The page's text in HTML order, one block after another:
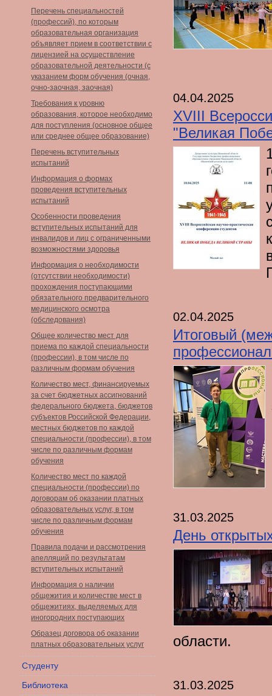
Перечень специальностей
(профессий), по которым
образовательная организация
объявляет прием в соответствии с
лицензией на осуществление
образовательной деятельности (с
указанием форм обучения (очная,
очно-заочная, заочная)
Требования к уровню
образования, которое необходимо
для поступления (основное общее
или среднее общее образование)
Перечень вступительных
испытаний
Информация о формах
проведения вступительных
испытаний
Особенности проведения
вступительных испытаний для
инвалидов и лиц с ограниченными
возможностями здоровья
Информация о необходимости
(отсутствии необходимости)
прохождения поступающими
обязательного предварительного
медицинского осмотра
(обследования)
Общее количество мест для
приема по каждой специальности
(профессии), в том числе по
различным формам обучения
Количество мест, финансируемых
за счет бюджетных ассигнований
федерального бюджета, бюджетов
субъектов Российской Федерации,
местных бюджетов по каждой
специальности (профессии), в том
числе по различным формам
обучения
Количество мест по каждой
специальности (профессии) по
договорам об оказании платных
образовательных услуг, в том
числе по различным формам
обучения
Правила подачи и рассмотрения
апелляций по результатам
вступительных испытаний
Информация о наличии
общежития и количестве мест в
общежитиях, выделяемых для
иногородних поступающих
Образец договора об оказании
платных образовательных услуг
Студенту
Библиотека
04.04.2025
XVIII
"Великая
02.04.2025
Итоговый
31.03.2025
День
области.
31.03.2025